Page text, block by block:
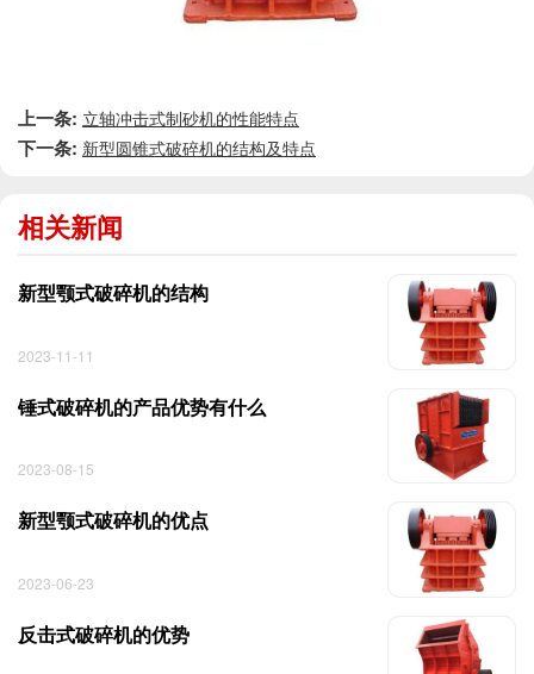
上一条: 立轴冲击式制砂机的性能特点
下一条: 新型圆锥式破碎机的结构及特点
相关新闻
新型颚式破碎机的结构
2023-11-11
锤式破碎机的产品优势有什么
2023-08-15
新型颚式破碎机的优点
2023-06-23
反击式破碎机的优势